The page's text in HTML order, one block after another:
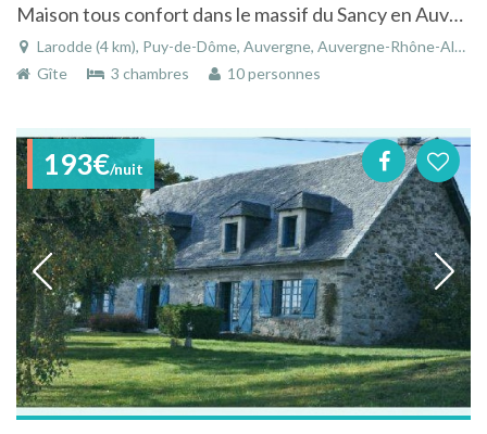
Maison tous confort dans le massif du Sancy en Auvergne
Larodde (4 km), Puy-de-Dôme, Auvergne, Auvergne-Rhône-Alpes, France
Gîte
3 chambres 10 personnes
193€/nuit